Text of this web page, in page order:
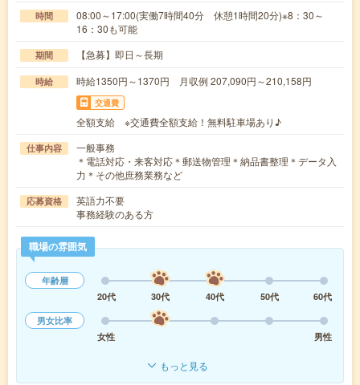
時間
08:00～17:00(実働7時間40分 休憩1時間20分)※8：30～
16：30も可能
期間 【急募】即日～長期
時給 時給1350円～1370円 月収例 207,090円～210,158円
交通費
全額支給 ※交通費全額支給！無料駐車場あり♪
仕事内容
一般事務
＊電話対応・来客対応＊郵送物管理＊納品書整理＊データ入
力＊その他庶務業務など
応募資格
英語力不要
事務経験のある方
職場の雰囲気
年齢層
20代
30代 40代 50代
60代
男女比率
女性
男性
もっと見る